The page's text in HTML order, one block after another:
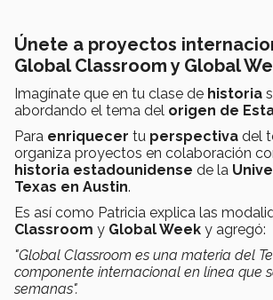
Únete a proyectos
Global Classroom y Global
Imagínate que en tu clase de historia
abordando el tema del origen de
Para enriquecer tu perspectiva del
organiza proyectos en colaboración
historia estadounidense de la
Texas en Austin.
Es así como Patricia explica las
Classroom y Global Week y agregó:
"Global Classroom es una materia del
componente internacional en línea que
semanas".